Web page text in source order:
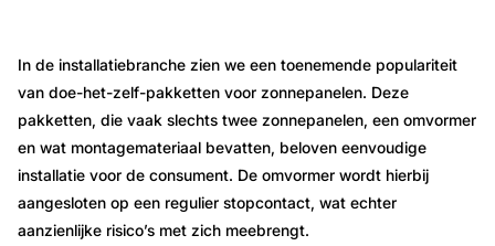
In de installatiebranche zien we een toenemende populariteit
van doe-het-zelf-pakketten voor zonnepanelen. Deze
pakketten, die vaak slechts twee zonnepanelen, een omvormer
en wat montagemateriaal bevatten, beloven eenvoudige
installatie voor de consument. De omvormer wordt hierbij
aangesloten op een regulier stopcontact, wat echter
aanzienlijke risico’s met zich meebrengt.